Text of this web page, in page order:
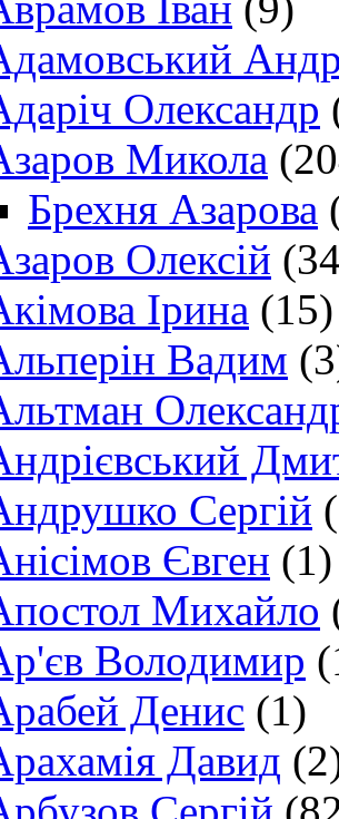
Олександр
Микола
Брехня Азарова
Олексій
Ірина (15)
Вадим
Сергій
Євген (1)
Михайло
Володимир
Денис (1)
Давид